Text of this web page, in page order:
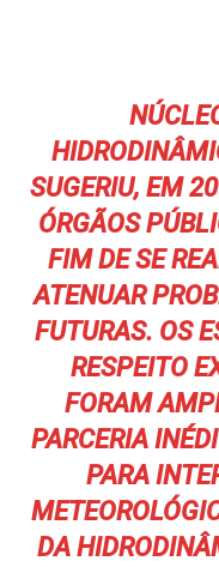
SUGERIU, EM
ÓRGÃOS
FIM DE SE
ATENUAR
FUTURAS. OS
RESPEITO
FORAM
PARCERIA
PARA
DA